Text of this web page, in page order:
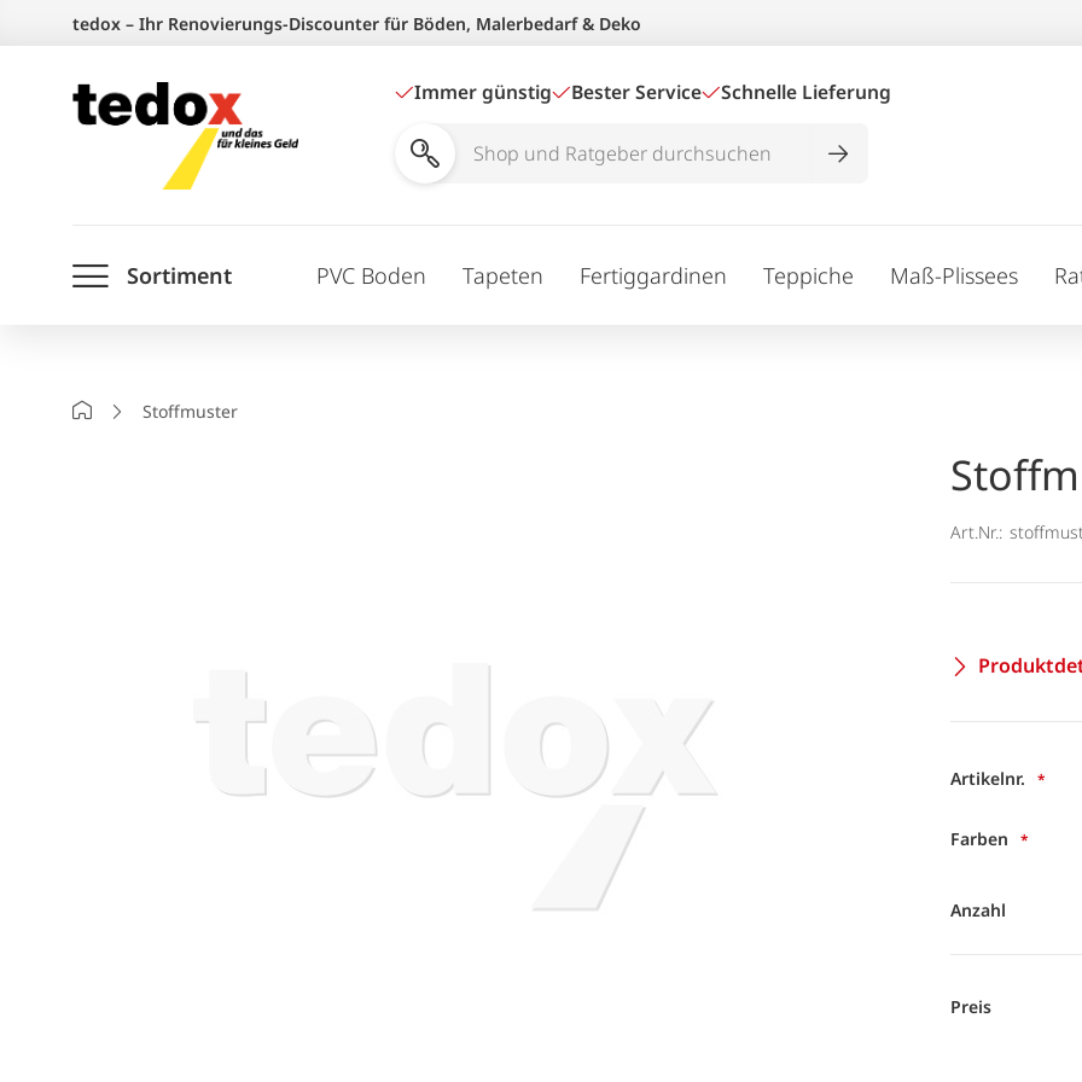
springen
tedox – Ihr Renovierungs-Discounter für Böden, Malerbedarf & Deko
Immer günstig Bester Service Schnelle Lieferung
Shop
durchsuchen
Sortiment PVC Boden Tapeten Fertiggardinen Teppiche Maß-Plissees
StartseiteStoffmuster
Art.Nr.:
Artikelnr.
Farben
Anzahl
Preis